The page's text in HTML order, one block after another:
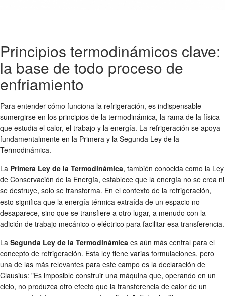
Principios termodinámicos clave:
la base de todo proceso de
enfriamiento
Para entender cómo funciona la refrigeración, es indispensable
sumergirse en los principios de la termodinámica, la rama de la física
que estudia el calor, el trabajo y la energía. La refrigeración se apoya
fundamentalmente en la Primera y la Segunda Ley de la
Termodinámica.
La Primera Ley de la Termodinámica, también conocida como la Ley
de Conservación de la Energía, establece que la energía no se crea ni
se destruye, solo se transforma. En el contexto de la refrigeración,
esto significa que la energía térmica extraída de un espacio no
desaparece, sino que se transfiere a otro lugar, a menudo con la
adición de trabajo mecánico o eléctrico para facilitar esa transferencia.
La Segunda Ley de la Termodinámica es aún más central para el
concepto de refrigeración. Esta ley tiene varias formulaciones, pero
una de las más relevantes para este campo es la declaración de
Clausius: "Es imposible construir una máquina que, operando en un
ciclo, no produzca otro efecto que la transferencia de calor de un